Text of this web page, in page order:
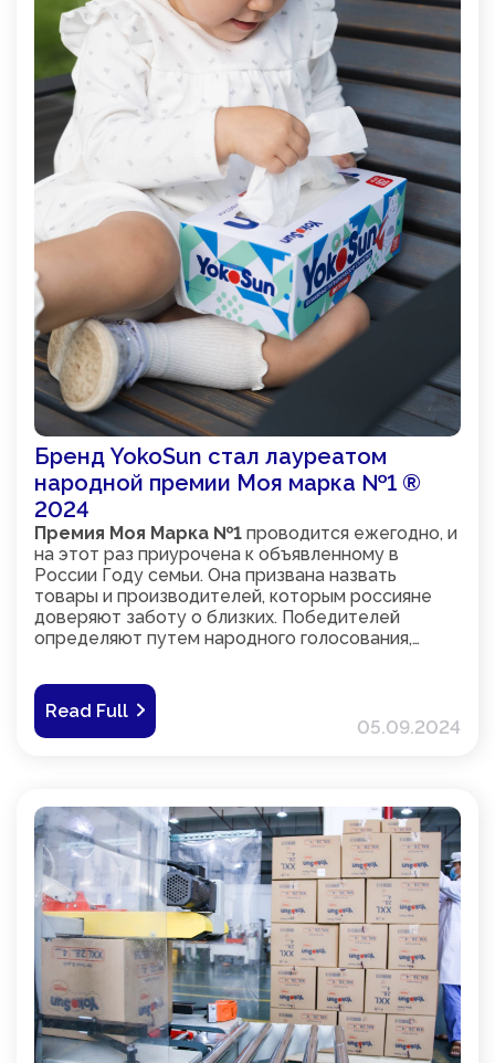
Бренд YokoSun стал лауреатом
народной премии Моя марка №1 ®
2024
Премия Моя Марка №1 проводится ежегодно, и
на этот раз приурочена к объявленному в
России Году семьи. Она призвана назвать
товары и производителей, которым россияне
доверяют заботу о близких. Победителей
определяют путем народного голосования,
социальных сетях. Важно, что в анкете не
указываются названия брендов, участник
голосования вспоминает их самостоятельно.
Таким образом, набравшей большинство
награждение победителей проходит в
Государственном Кремлевском дворце.
Read Full
05.09.2024